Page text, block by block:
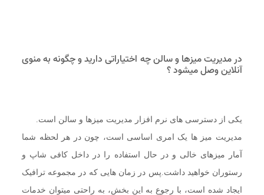
در مدیریت میزها و سالن چه اختیاراتی دارید و چگونه به منوی
آنلاین وصل میشود ؟
یکی از دسترسی های نرم افزار مدیریت میزها و سالن است.
مدیریت میز ها یک امری اساسی است، چون در هر لحظه شما
آمار میزهای خالی و در حال استفاده را در داخل کافی شاپ و
رستوران خواهید داشت.پس در زمان هایی که در مجموعه ترافیک
ایجاد شده است، با رجوع به این بخش، به راحتی میتوان خدمات